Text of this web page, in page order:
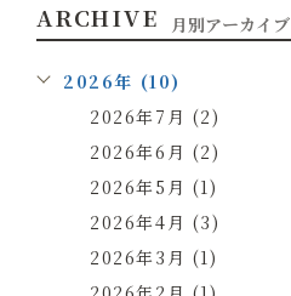
ARCHIVE 月別アーカイブ
2026年 (10)
2026年7月 (2)
2026年6月 (2)
2026年5月 (1)
2026年4月 (3)
2026年3月 (1)